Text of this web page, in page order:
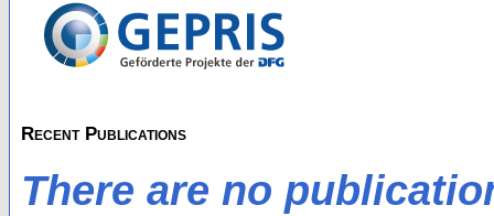
Recent Publications
There are no